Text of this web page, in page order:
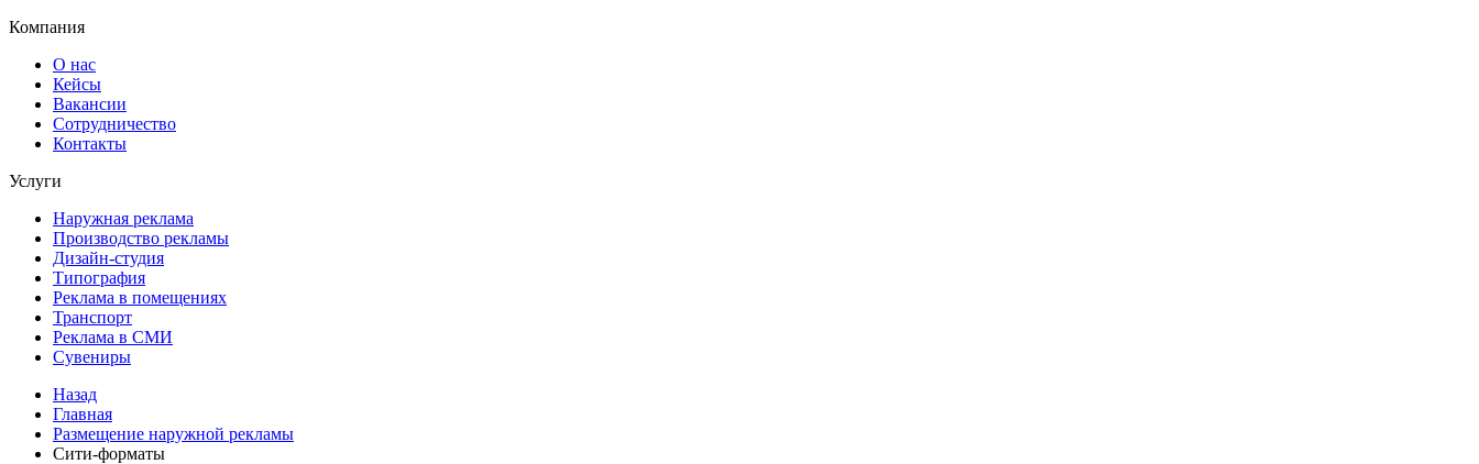
Компания
О нас
Кейсы
Вакансии
Сотрудничество
Контакты
Услуги
Наружная реклама
Производство рекламы
Дизайн-студия
Типография
Реклама в помещениях
Транспорт
Реклама в СМИ
Сувениры
Назад
Главная
Размещение наружной рекламы
Сити-форматы